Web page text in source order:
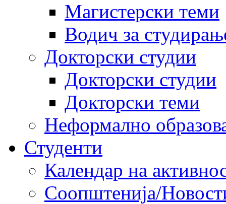
Магистерски теми
Водич за
Докторски студии
Докторски студии
Докторски теми
Неформално
Студенти
Календар на
Соопштенија/